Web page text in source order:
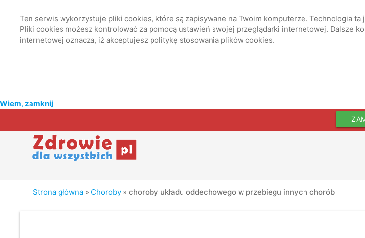
Ten serwis wykorzystuje pliki cookies, które są zapisywane na Twoim komputerze. Technologia
Pliki cookies możesz kontrolować za pomocą ustawień swojej przeglądarki internetowej. Dalsze
internetowej oznacza, iż akceptujesz politykę stosowania plików cookies.
Wiem, zamknij
Strona główna » Choroby »choroby układu oddechowego w przebiegu innych chorób